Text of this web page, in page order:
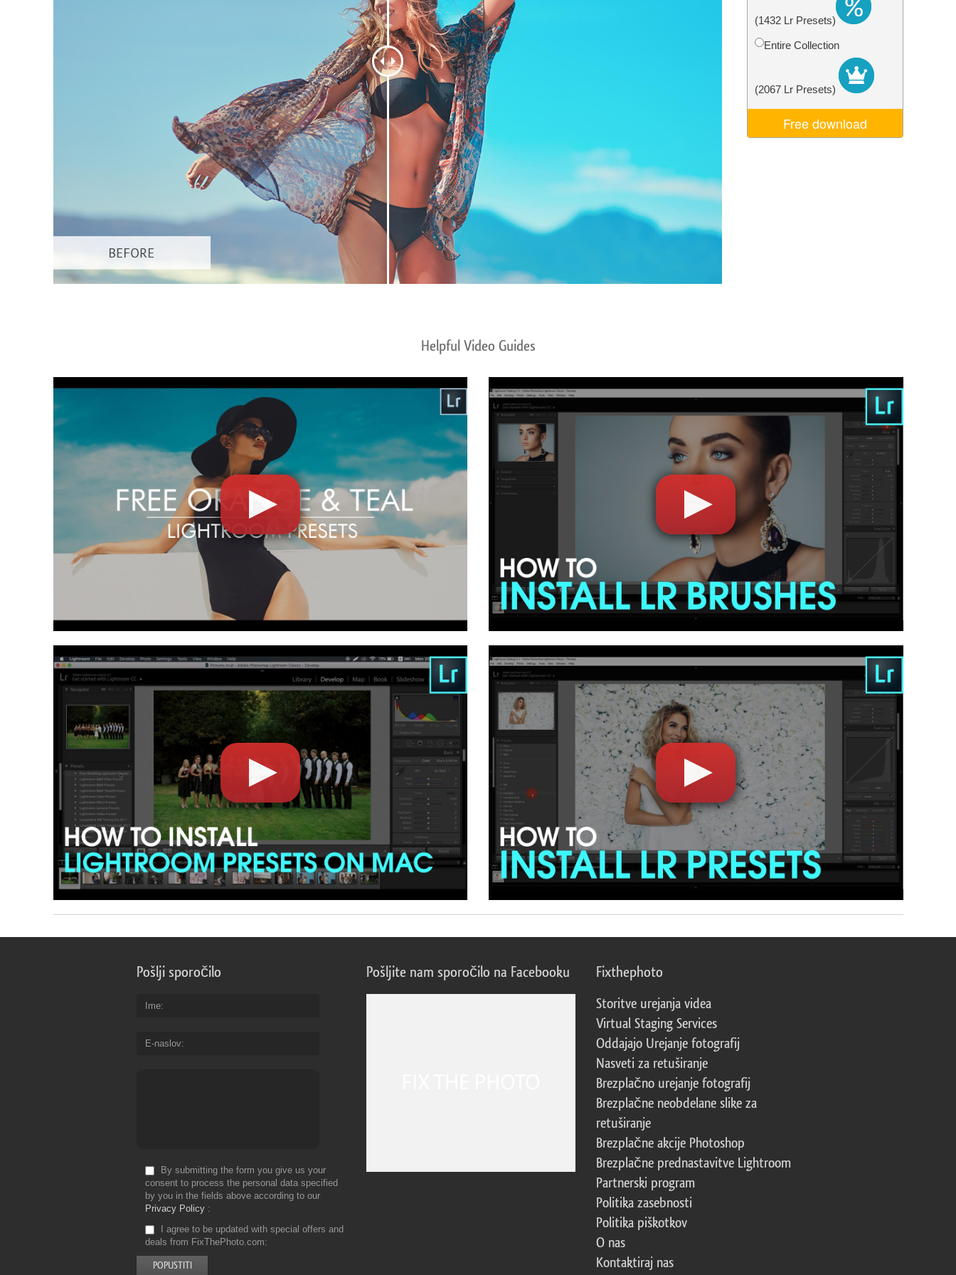
Urejanje fotografij izdelka Urejanje fotografij nakita Video Editing Services(1432 Lr Presets)
Entire Collection
(2067 Lr Presets)
Free download
Helpful Video Guides
Pošlji sporočilo
Ime
E-naslov
By submitting the form you give us your
consent to process the personal data specified
by you in the fields above according to our
Privacy Policy
I agree to be updated with special offers and
deals from FixThePhoto.com
Pošljite nam sporočilo na Facebooku Fixthephoto
Storitve urejanja videa
Virtual Staging Services
Oddajajo Urejanje fotografij
Nasveti za retuširanje
Brezplačno urejanje fotografij
Brezplačne neobdelane slike za
retuširanje
Brezplačne akcije Photoshop
Brezplačne prednastavitve Lightroom
Partnerski program
Politika zasebnosti
Politika piškotkov
O nas
Kontaktiraj nas